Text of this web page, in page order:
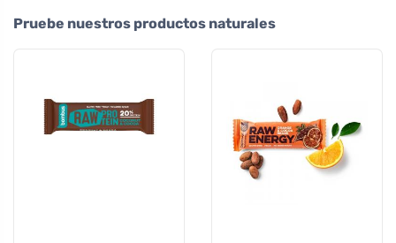
Pruebe nuestros productos naturales